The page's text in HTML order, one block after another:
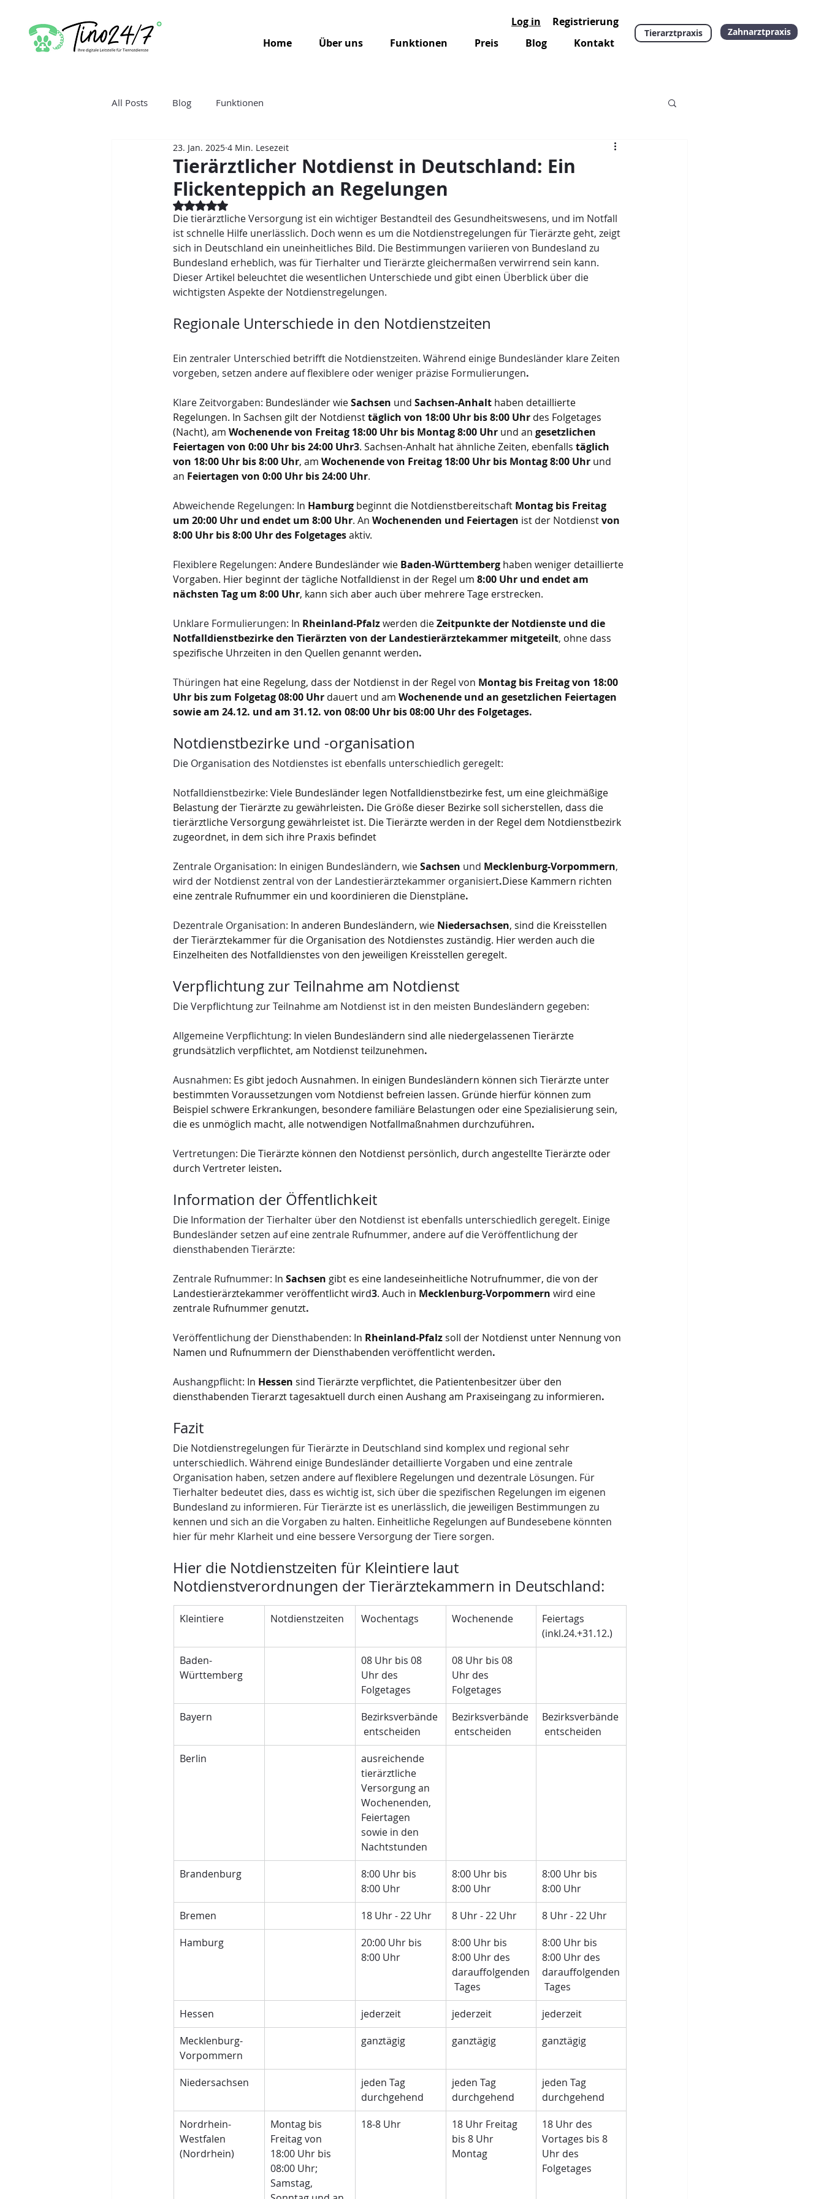
Log in
Registrierung
Home
Über uns Funktionen Preis Blog Kontakt
Tierarztpraxis Zahnarztpraxis
All Posts Blog Funktionen
Tierärztlicher Notdienst in Deutschland: Ein
Flickenteppich an Regelungen
23. Jan. 2025 4 Min. Lesezeit
Mit NaN von 5 Sternen bewertet.
Die tierärztliche Versorgung ist ein wichtiger Bestandteil des Gesundheitswesens, und im Notfall
ist schnelle Hilfe unerlässlich. Doch wenn es um die Notdienstregelungen für Tierärzte geht, zeigt
sich in Deutschland ein uneinheitliches Bild. Die Bestimmungen variieren von Bundesland zu
Bundesland erheblich, was für Tierhalter und Tierärzte gleichermaßen verwirrend sein kann.
Dieser Artikel beleuchtet die wesentlichen Unterschiede und gibt einen Überblick über die
wichtigsten Aspekte der Notdienstregelungen.
Regionale Unterschiede in den Notdienstzeiten
Ein zentraler Unterschied betrifft die Notdienstzeiten. Während einige Bundesländer klare Zeiten
vorgeben, setzen andere auf flexiblere oder weniger präzise Formulierungen.
Klare Zeitvorgaben: Bundesländer wie Sachsen und Sachsen-Anhalt haben detaillierte
Regelungen. In Sachsen gilt der Notdienst täglich von 18:00 Uhr bis 8:00 Uhr des Folgetages
(Nacht), am Wochenende von Freitag 18:00 Uhr bis Montag 8:00 Uhr und an gesetzlichen
Feiertagen von 0:00 Uhr bis 24:00 Uhr3. Sachsen-Anhalt hat ähnliche Zeiten, ebenfalls täglich
von 18:00 Uhr bis 8:00 Uhr, am Wochenende von Freitag 18:00 Uhr bis Montag 8:00 Uhr und
an Feiertagen von 0:00 Uhr bis 24:00 Uhr.
Abweichende Regelungen: In Hamburg beginnt die Notdienstbereitschaft Montag bis Freitag
um 20:00 Uhr und endet um 8:00 Uhr. An Wochenenden und Feiertagen ist der Notdienst von
8:00 Uhr bis 8:00 Uhr des Folgetages aktiv.
Flexiblere Regelungen: Andere Bundesländer wie Baden-Württemberg haben weniger detaillierte
Vorgaben. Hier beginnt der tägliche Notfalldienst in der Regel um 8:00 Uhr und endet am
nächsten Tag um 8:00 Uhr, kann sich aber auch über mehrere Tage erstrecken.
Unklare Formulierungen: In Rheinland-Pfalz werden die Zeitpunkte der Notdienste und die
Notfalldienstbezirke den Tierärzten von der Landestierärztekammer mitgeteilt, ohne dass
spezifische Uhrzeiten in den Quellen genannt werden.
Thüringen hat eine Regelung, dass der Notdienst in der Regel von Montag bis Freitag von 18:00
Uhr bis zum Folgetag 08:00 Uhr dauert und am Wochenende und an gesetzlichen Feiertagen
sowie am 24.12. und am 31.12. von 08:00 Uhr bis 08:00 Uhr des Folgetages.
Notdienstbezirke und -organisation
Die Organisation des Notdienstes ist ebenfalls unterschiedlich geregelt:
Notfalldienstbezirke: Viele Bundesländer legen Notfalldienstbezirke fest, um eine gleichmäßige
Belastung der Tierärzte zu gewährleisten. Die Größe dieser Bezirke soll sicherstellen, dass die
tierärztliche Versorgung gewährleistet ist. Die Tierärzte werden in der Regel dem Notdienstbezirk
zugeordnet, in dem sich ihre Praxis befindet
Zentrale Organisation: In einigen Bundesländern, wie Sachsen und Mecklenburg-Vorpommern,
wird der Notdienst zentral von der Landestierärztekammer organisiert.Diese Kammern richten
eine zentrale Rufnummer ein und koordinieren die Dienstpläne.
Dezentrale Organisation: In anderen Bundesländern, wie Niedersachsen, sind die Kreisstellen
der Tierärztekammer für die Organisation des Notdienstes zuständig. Hier werden auch die
Einzelheiten des Notfalldienstes von den jeweiligen Kreisstellen geregelt.
Verpflichtung zur Teilnahme am Notdienst
Die Verpflichtung zur Teilnahme am Notdienst ist in den meisten Bundesländern gegeben:
Allgemeine Verpflichtung: In vielen Bundesländern sind alle niedergelassenen Tierärzte
grundsätzlich verpflichtet, am Notdienst teilzunehmen.
Ausnahmen: Es gibt jedoch Ausnahmen. In einigen Bundesländern können sich Tierärzte unter
bestimmten Voraussetzungen vom Notdienst befreien lassen. Gründe hierfür können zum
Beispiel schwere Erkrankungen, besondere familiäre Belastungen oder eine Spezialisierung sein,
die es unmöglich macht, alle notwendigen Notfallmaßnahmen durchzuführen.
Vertretungen: Die Tierärzte können den Notdienst persönlich, durch angestellte Tierärzte oder
durch Vertreter leisten.
Information der Öffentlichkeit
Die Information der Tierhalter über den Notdienst ist ebenfalls unterschiedlich geregelt. Einige
Bundesländer setzen auf eine zentrale Rufnummer, andere auf die Veröffentlichung der
diensthabenden Tierärzte:
Zentrale Rufnummer: In Sachsen gibt es eine landeseinheitliche Notrufnummer, die von der
Landestierärztekammer veröffentlicht wird3. Auch in Mecklenburg-Vorpommern wird eine
zentrale Rufnummer genutzt.
Veröffentlichung der Diensthabenden: In Rheinland-Pfalz soll der Notdienst unter Nennung von
Namen und Rufnummern der Diensthabenden veröffentlicht werden.
Aushangpflicht: In Hessen sind Tierärzte verpflichtet, die Patientenbesitzer über den
diensthabenden Tierarzt tagesaktuell durch einen Aushang am Praxiseingang zu informieren.
Fazit
Die Notdienstregelungen für Tierärzte in Deutschland sind komplex und regional sehr
unterschiedlich. Während einige Bundesländer detaillierte Vorgaben und eine zentrale
Organisation haben, setzen andere auf flexiblere Regelungen und dezentrale Lösungen. Für
Tierhalter bedeutet dies, dass es wichtig ist, sich über die spezifischen Regelungen im eigenen
Bundesland zu informieren. Für Tierärzte ist es unerlässlich, die jeweiligen Bestimmungen zu
kennen und sich an die Vorgaben zu halten. Einheitliche Regelungen auf Bundesebene könnten
hier für mehr Klarheit und eine bessere Versorgung der Tiere sorgen.
Hier die Notdienstzeiten für Kleintiere laut
Notdienstverordnungen der Tierärztekammern in Deutschland:
Kleintiere Notdienstzeiten Wochentags Wochenende
Feiertags
(inkl.24.+31.12.)
Baden-
Württemberg
08 Uhr bis 08
Uhr des
Folgetages
08 Uhr bis 08
Uhr des
Folgetages
Bayern
Bezirksverbände
entscheiden
Bezirksverbände
entscheiden
Bezirksverbände
entscheiden
Berlin
ausreichende
tierärztliche
Versorgung an
Wochenenden,
Feiertagen
sowie in den
Nachtstunden
Brandenburg
8:00 Uhr bis
8:00 Uhr
8:00 Uhr bis
8:00 Uhr
8:00 Uhr bis
8:00 Uhr
Bremen
18 Uhr - 22 Uhr 8 Uhr - 22 Uhr
8 Uhr - 22 Uhr
Hamburg
20:00 Uhr bis
8:00 Uhr
8:00 Uhr bis
8:00 Uhr des
darauffolgenden
Tages
8:00 Uhr bis
8:00 Uhr des
darauffolgenden
Tages
Hessen
jederzeit jederzeit
jederzeit
Mecklenburg-
Vorpommern
ganztägig ganztägig ganztägig
Niedersachsen
jeden Tag
durchgehend
jeden Tag
durchgehend
jeden Tag
durchgehend
Nordrhein-
Westfalen
(Nordrhein)
Montag bis
Freitag von
18:00 Uhr bis
08:00 Uhr;
Samstag,
18-8 Uhr
18 Uhr Freitag
bis 8 Uhr
Montag
18 Uhr des
Vortages bis 8
Uhr des
Folgetages
Support